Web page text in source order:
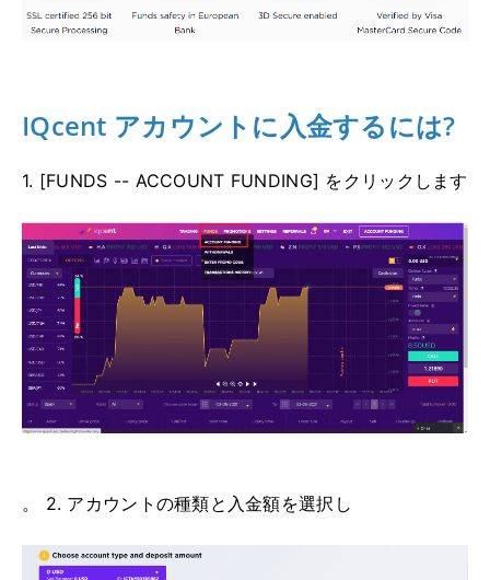
IQcent アカウントに入金するには?
1. [FUNDS -- ACCOUNT FUNDING] をクリックします
。 2. アカウントの種類と入金額を選択し